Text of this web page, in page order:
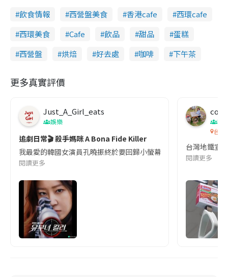
飲食情報 西營盤美食 香港cafe
西環cafe
西環美食
Cafe 飲品 甜品
蛋糕
西營盤
烘焙 好去處 咖啡 下午茶
更多真實評價
Just_A_Girl_eats
娛樂
追劇日常🎬 殺手媽咪 A Bona Fide Killer
我最愛的韓國女演員孔曉振終於要回歸小螢幕啦!這次的劇本改編
閱讀更多
co
吹
台灣
台灣地鐵宣
閱讀更多